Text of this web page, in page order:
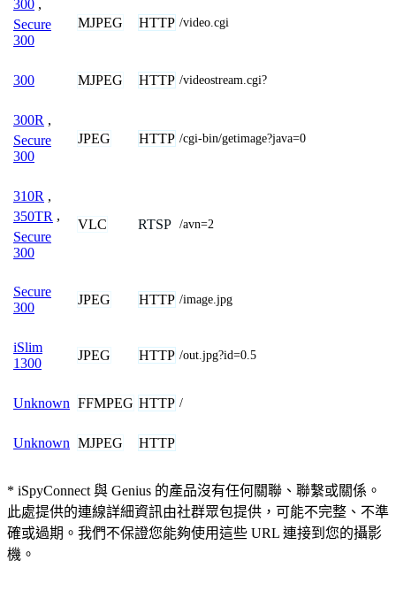
300 ,
Secure
300
MJPEG HTTP /video.cgi
300 MJPEG HTTP /videostream.cgi?
300R ,
Secure
300
JPEG HTTP /cgi-bin/getimage?java=0
310R ,
350TR ,
Secure
300
VLC RTSP /avn=2
Secure
300
JPEG HTTP /image.jpg
iSlim
1300
JPEG HTTP /out.jpg?id=0.5
Unknown FFMPEG HTTP /
Unknown MJPEG HTTP
* iSpyConnect 與 Genius 的產品沒有任何關聯、聯繫或關係。
此處提供的連線詳細資訊由社群眾包提供，可能不完整、不準
確或過期。我們不保證您能夠使用這些 URL 連接到您的攝影
機。